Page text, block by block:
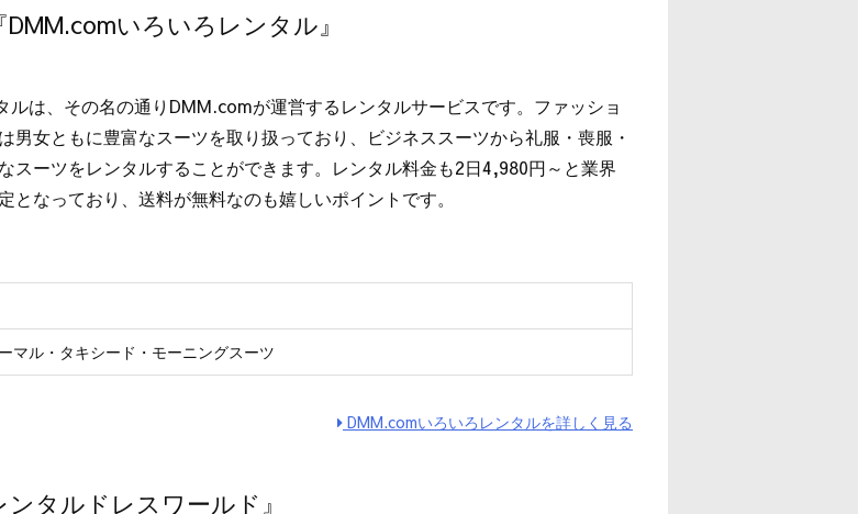
いろいろレンタル』
ルは、その名の通りDMM.comが運営するレンタルサービスです。ファッショ
男女ともに豊富なスーツを取り扱っており、ビジネススーツから礼服・喪服・
スーツをレンタルすることができます。レンタル料金も2日4,980円～と業界
となっており、送料が無料なのも嬉しいポイントです。
マル・タキシード・モーニングスーツ
DMM.comいろいろレンタルを詳しく見る
タルドレスワールド』